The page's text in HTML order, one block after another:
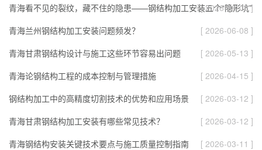
青海看不见的裂纹，藏不住的隐患——钢结构加工安装五个“隐形坑”
[ 2026-06-08 ]
青海兰州钢结构加工安装问题频发？
[ 2026-06-08 ]
青海甘肃钢结构设计与施工这些环节容易出问题
[ 2026-05-13 ]
青海论钢结构工程的成本控制与管理措施
[ 2026-04-15 ]
钢结构加工中的高精度切割技术的优势和应用场景
[ 2026-03-12 ]
青海甘肃钢结构加工安装有哪些常见技术？
[ 2026-03-12 ]
青海钢结构安装关键技术要点与施工质量控制指南
[ 2026-03-11 ]